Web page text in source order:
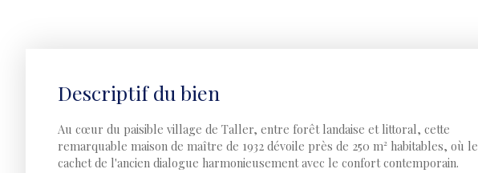
Descriptif du bien
Au cœur du paisible village de Taller, entre forêt landaise et littoral, cette
remarquable maison de maître de 1932 dévoile près de 250 m² habitables, où le
cachet de l'ancien dialogue harmonieusement avec le confort contemporain.